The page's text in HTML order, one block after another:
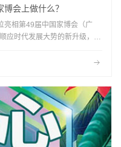
会上做什么？
亮相第49届中国家博会（广
应时代发展大势的新升级，提